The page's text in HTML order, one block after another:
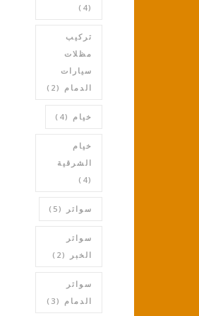
(4)
تركيب
مظلات
سيارات
الدمام (2)
خيام (4)
خيام
الشرقية
(4)
سواتر (5)
سواتر
الخبر
(2)
سواتر
الدمام (3)